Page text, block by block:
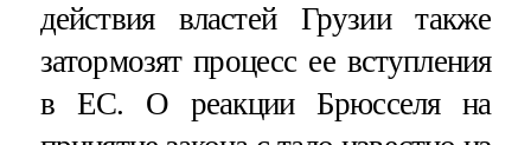
действия властей Грузии также
затормозят процесс ее вступления
в ЕС. О реакции Брюсселя на